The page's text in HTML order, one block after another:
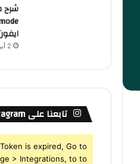
شرح
ايفون
2 أبريل,2024
تابعنا على Instagram
is expired, Go to
> Integrations, to to